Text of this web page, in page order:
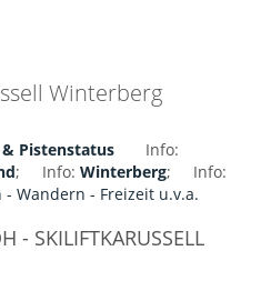
Winterberg
Pistenstatus Info:
; Info: Winterberg; Info:
- Wandern - Freizeit u.v.a.
- SKILIFTKARUSSELL